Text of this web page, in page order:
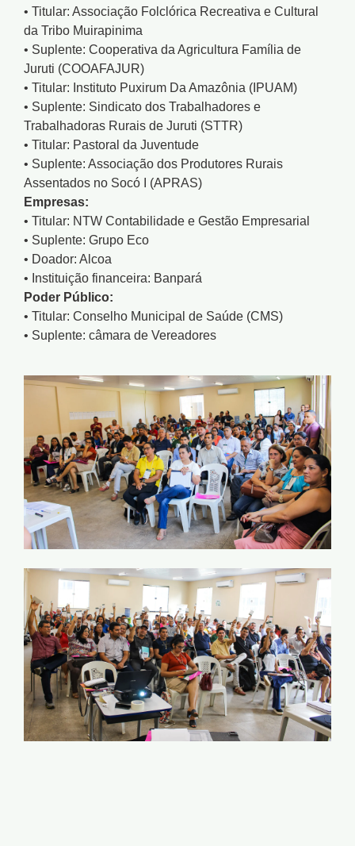
• Titular: Associação Folclórica Recreativa e Cultural
da Tribo Muirapinima
• Suplente: Cooperativa da Agricultura Família de
Juruti (COOAFAJUR)
• Titular: Instituto Puxirum Da Amazônia (IPUAM)
• Suplente: Sindicato dos Trabalhadores e
Trabalhadoras Rurais de Juruti (STTR)
• Titular: Pastoral da Juventude
• Suplente: Associação dos Produtores Rurais
Assentados no Socó I (APRAS)
Empresas:
• Titular: NTW Contabilidade e Gestão Empresarial
• Suplente: Grupo Eco
• Doador: Alcoa
• Instituição financeira: Banpará
Poder Público:
• Titular: Conselho Municipal de Saúde (CMS)
• Suplente: câmara de Vereadores